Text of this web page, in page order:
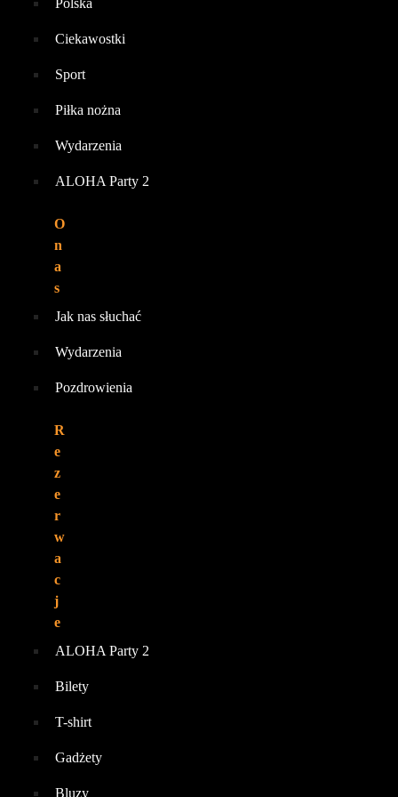
Ciekawostki
Sport
Piłka nożna
Wydarzenia
ALOHA Party 2
O
n
a
s
Jak nas słuchać
Wydarzenia
Pozdrowienia
R
e
z
e
r
w
a
c
j
e
ALOHA Party 2
Bilety
T-shirt
Gadżety
Bluzy